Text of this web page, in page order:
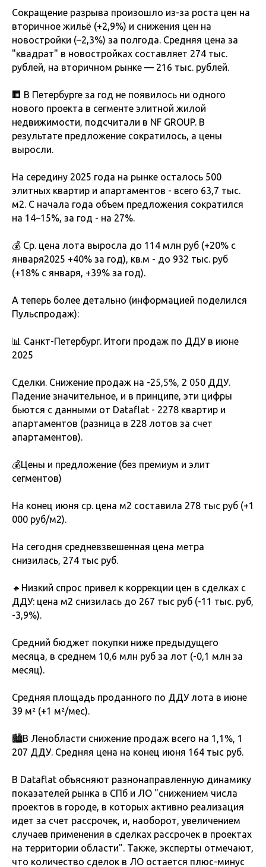
Сокращение разрыва произошло из-за роста цен на
вторичное жильё (+2,9%) и снижения цен на
новостройки (–2,3%) за полгода. Средняя цена за
"квадрат" в новостройках составляет 274 тыс.
рублей, на вторичном рынке — 216 тыс. рублей.
🏢 В Петербурге за год не появилось ни одного
нового проекта в сегменте элитной жилой
недвижимости, подсчитали в NF GROUP. В
результате предложение сократилось, а цены
выросли.
На середину 2025 года на рынке осталось 500
элитных квартир и апартаментов - всего 63,7 тыс.
м2. С начала года объем предложения сократился
на 14–15%, за год - на 27%.
💰 Ср. цена лота выросла до 114 млн руб (+20% с
января2025 +40% за год), кв.м - до 932 тыс. руб
(+18% с января, +39% за год).
А теперь более детально (информацией поделился
Пульспродаж):
📊 Санкт-Петербург. Итоги продаж по ДДУ в июне
2025
Сделки. Снижение продаж на -25,5%, 2 050 ДДУ.
Падение значительное, и в принципе, эти цифры
бьются с данными от Dataflat - 2278 квартир и
апартаментов (разница в 228 лотов за счет
апартаментов).
💰Цены и предложение (без премиум и элит
сегментов)
На конец июня ср. цена м2 составила 278 тыс руб (+1
000 руб/м2).
На сегодня средневзвешенная цена метра
снизилась, 274 тыс руб.
🔸Низкий спрос привел к коррекции цен в сделках с
ДДУ: цена м2 снизилась до 267 тыс руб (-11 тыс. руб,
-3,9%).
Средний бюджет покупки ниже предыдущего
месяца, в среднем 10,6 млн руб за лот (-0,1 млн за
месяц).
Средняя площадь проданного по ДДУ лота в июне
39 м² (+1 м²/мес).
🏙В Ленобласти снижение продаж всего на 1,1%, 1
207 ДДУ. Средняя цена на конец июня 164 тыс руб.
В Dataflat объясняют разнонаправленную динамику
показателей рынка в СПб и ЛО "снижением числа
проектов в городе, в которых активно реализация
идет за счет рассрочек, и, наоборот, увеличением
случаев применения в сделках рассрочек в проектах
на территории области". Также, эксперты отмечают,
что количество сделок в ЛО остается плюс-минус